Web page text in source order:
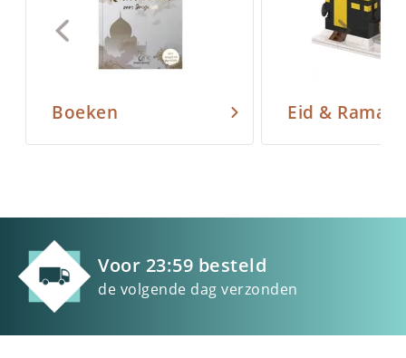
Boeken Eid &
Voor 23:59 besteld
de volgende dag verzonden